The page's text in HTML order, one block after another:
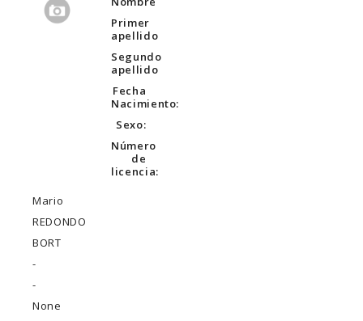
Primer
apellido
Segundo
apellido
Fecha
Nacimiento:
Sexo:
Número
de
licencia:
Mario
REDONDO
BORT
-
-
None